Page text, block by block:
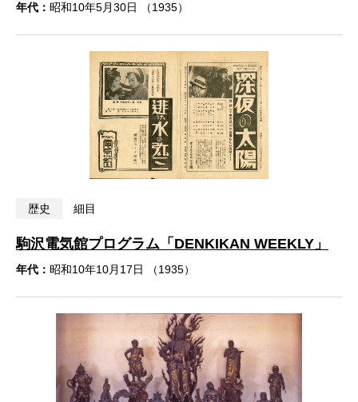
年代： 昭和10年5月30日 （1935）
歴史 細目
駒沢電気館プログラム「DENKIKAN WEEKLY」
年代： 昭和10年10月17日 （1935）